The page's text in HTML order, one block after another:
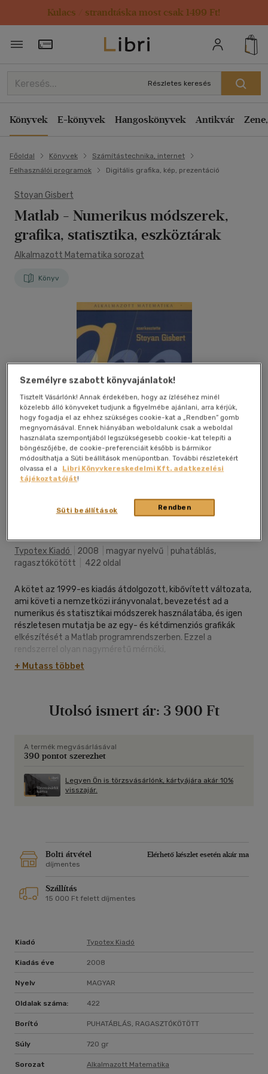
Kulacs / strandtáska most csak 1499 Ft!
Törzsvásárlói Kártya adatai
Részletes keresés
Könyvek E-könyvek Hangoskönyvek Antikvár
Főoldal Könyvek
Számítástechnika, internet
Felhasználói programok
Digitális grafika, kép, prezentáció
Stoyan Gisbert
Matlab - Numerikus módszerek,
grafika, statisztika, eszköztárak
Alkalmazott Matematika sorozat
Könyv
Kívánságlistához adom
Typotex Kiadó 2008 magyar nyelvű
puhatáblás,
ragasztókötött
422 oldal
A kötet az 1999-es kiadás átdolgozott, kibővített változata,
ami követi a nemzetközi irányvonalat, bevezetést ad a
numerikus és statisztikai módszerek használatába, és igen
részletesen mutatja be az egy- és kétdimenziós grafikák
elkészítését a Matlab programrendszerben. Ezzel a
rendszerrel olyan nagyméretű mérnöki,
természettudományos és közgazdasági feladatok oldhatók
meg hatékonyan, amelyek a szimbolikus megoldás (Maple,
minden bemutatott Matlab-utasítást számos példa
használható.
+ Mutass többet
Utolsó ismert ár: 3 900 Ft
A termék megvásárlásával
390 pontot szerezhet
Legyen Ön is törzsvásárlónk, kártyájára akár 10%
visszajár.
Bolti átvétel
Elérhető készlet esetén akár ma
díjmentes
Szállítás
15 000 Ft felett díjmentes
Kiadó Typotex Kiadó
Kiadás éve 2008
Nyelv MAGYAR
Oldalak száma: 422
Borító PUHATÁBLÁS, RAGASZTÓKÖTÖTT
Súly 720 gr
Sorozat Alkalmazott Matematika
Személyre szabott könyvajánlatok!
Tisztelt Vásárlónk! Annak érdekében, hogy az ízléséhez minél
közelebb álló könyveket tudjunk a figyelmébe ajánlani, arra kérjük,
hogy fogadja el az ehhez szükséges cookie-kat a „Rendben” gomb
megnyomásával. Ennek hiányában weboldalunk csak a weboldal
használata szempontjából legszükségesebb cookie-kat telepíti a
böngészőjébe, de cookie-preferenciáit később is bármikor
módosíthatja a Süti beállítások menüpontban. További részletekért
olvassa el a
Libri Könyvkereskedelmi Kft. adatkezelési
tájékoztatóját!
Rendben
Süti beállítások